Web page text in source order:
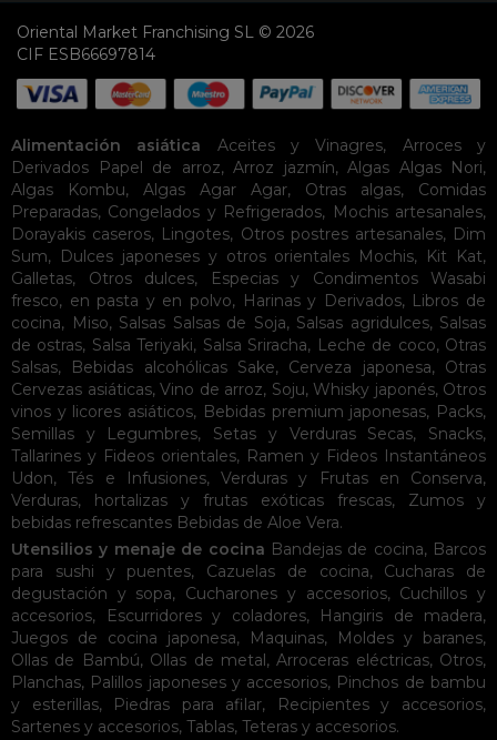
Oriental Market Franchising SL © 2026
CIF ESB66697814
Alimentación asiática Aceites y Vinagres, Arroces y
Derivados
Papel de arroz, Arroz jazmín, Algas Algas Nori,
Algas Kombu, Algas Agar Agar, Otras algas, Comidas
Preparadas, Congelados y Refrigerados, Mochis artesanales,
Dorayakis caseros, Lingotes, Otros postres artesanales, Dim
Sum, Dulces japoneses y otros orientales Mochis, Kit Kat,
Galletas, Otros dulces, Especias y Condimentos
Wasabi
fresco, en pasta y en polvo, Harinas y Derivados, Libros de
cocina, Miso, Salsas Salsas de Soja, Salsas agridulces, Salsas
de ostras, Salsa Teriyaki, Salsa Sriracha, Leche de coco, Otras
Salsas, Bebidas alcohólicas Sake, Cerveza japonesa, Otras
Cervezas asiáticas, Vino de arroz, Soju, Whisky japonés, Otros
vinos y licores asiáticos, Bebidas premium japonesas, Packs,
Semillas y Legumbres, Setas y Verduras Secas, Snacks,
Tallarines y Fideos orientales, Ramen y Fideos Instantáneos
Udon,Tés e Infusiones, Verduras y Frutas en Conserva,
Verduras, hortalizas y frutas exóticas frescas, Zumos y
bebidas refrescantes Bebidas de Aloe Vera.
Utensilios y menaje de cocina Bandejas de cocina, Barcos
para sushi y puentes, Cazuelas de cocina, Cucharas de
degustación y sopa, Cucharones y accesorios, Cuchillos y
accesorios, Escurridores y coladores, Hangiris de madera,
Juegos de cocina japonesa, Maquinas, Moldes y baranes,
Ollas de Bambú, Ollas de metal,Arroceras eléctricas, Otros,
Planchas, Palillos japoneses y accesorios, Pinchos de bambu
y esterillas, Piedras para afilar, Recipientes y accesorios,
Sartenes y accesorios, Tablas, Teteras y accesorios.